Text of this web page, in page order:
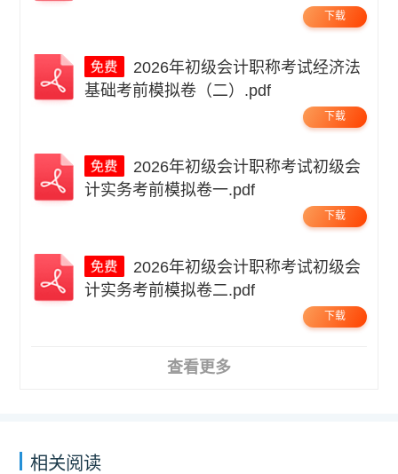
下载
基础考前模拟卷（二）.pdf
下载
计实务考前模拟卷一.pdf
下载
计实务考前模拟卷二.pdf
下载
查看更多
相关阅读